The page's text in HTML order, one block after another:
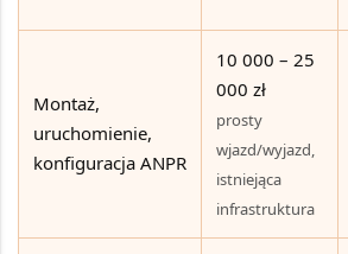
Montaż,
uruchomienie,
konfiguracja ANPR
10 000 – 25
000 zł
prosty
wjazd/wyjazd,
istniejąca
infrastruktura